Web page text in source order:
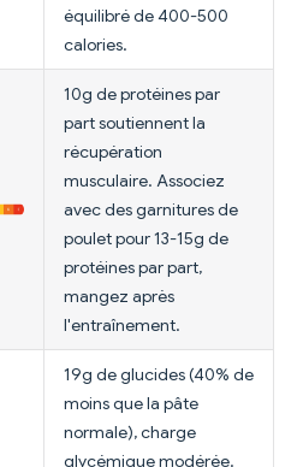
équilibré de 400-500
calories.
10g de protéines par
part soutiennent la
récupération
musculaire. Associez
avec des garnitures de
poulet pour 13-15g de
protéines par part,
mangez après
l'entraînement.
19g de glucides (40% de
moins que la pâte
normale), charge
glycémique modérée.